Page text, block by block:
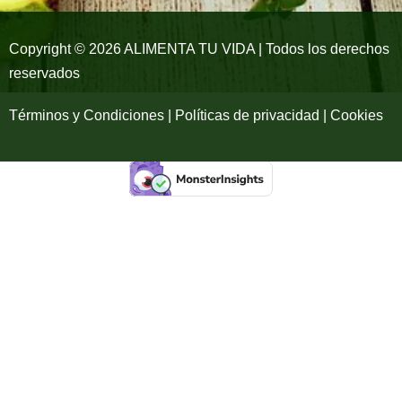
k
-
a
m
Copyright © 2026 ALIMENTA TU VIDA | Todos los derechos
reservados
Términos y Condiciones | Políticas de privacidad | Cookies